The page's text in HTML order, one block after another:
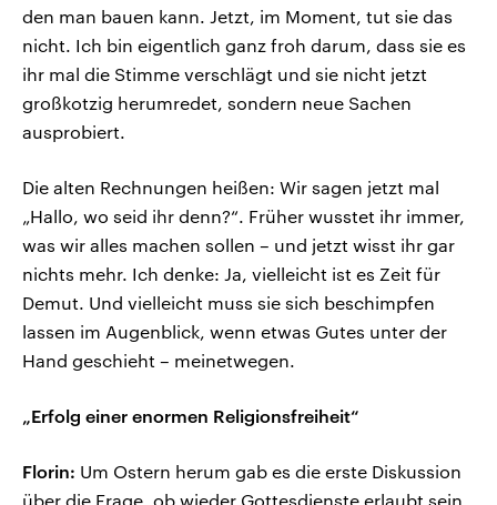
den man bauen kann. Jetzt, im Moment, tut sie das
nicht. Ich bin eigentlich ganz froh darum, dass sie es
ihr mal die Stimme verschlägt und sie nicht jetzt
großkotzig herumredet, sondern neue Sachen
ausprobiert.
Die alten Rechnungen heißen: Wir sagen jetzt mal
„Hallo, wo seid ihr denn?“. Früher wusstet ihr immer,
was wir alles machen sollen – und jetzt wisst ihr gar
nichts mehr. Ich denke: Ja, vielleicht ist es Zeit für
Demut. Und vielleicht muss sie sich beschimpfen
lassen im Augenblick, wenn etwas Gutes unter der
Hand geschieht – meinetwegen.
„Erfolg einer enormen Religionsfreiheit“
Florin: Um Ostern herum gab es die erste Diskussion
über die Frage, ob wieder Gottesdienste erlaubt sein